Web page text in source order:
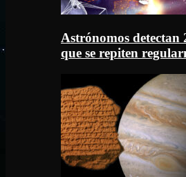
Astrónomos detectan
que se repiten